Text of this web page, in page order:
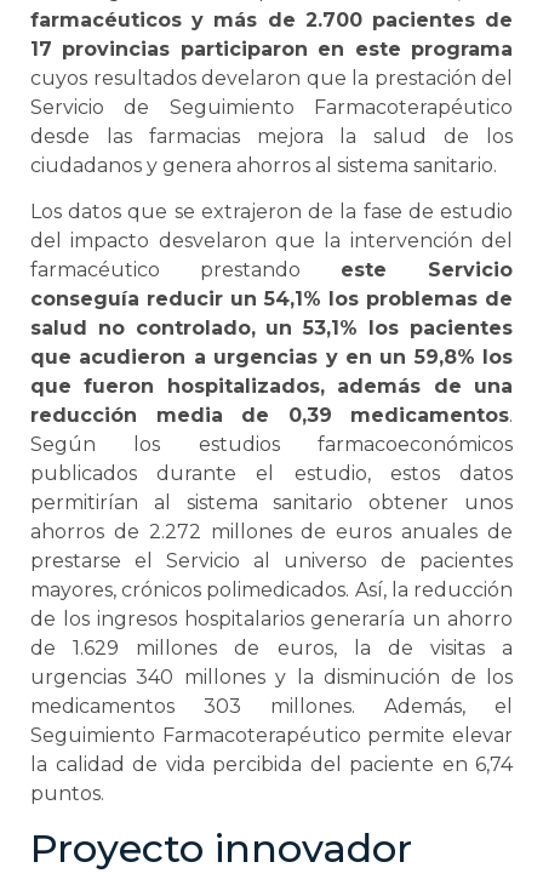
farmacéuticos y más de 2.700 pacientes de
17 provincias participaron en este programa
cuyos resultados develaron que la prestación del
Servicio de Seguimiento Farmacoterapéutico
desde las farmacias mejora la salud de los
ciudadanos y genera ahorros al sistema sanitario.
Los datos que se extrajeron de la fase de estudio
del impacto desvelaron que la intervención del
farmacéutico prestando este Servicio
conseguía reducir un 54,1% los problemas de
salud no controlado, un 53,1% los pacientes
que acudieron a urgencias y en un 59,8% los
que fueron hospitalizados, además de una
reducción media de 0,39 medicamentos.
Según los estudios farmacoeconómicos
publicados durante el estudio, estos datos
permitirían al sistema sanitario obtener unos
ahorros de 2.272 millones de euros anuales de
prestarse el Servicio al universo de pacientes
mayores, crónicos polimedicados. Así, la reducción
de los ingresos hospitalarios generaría un ahorro
de 1.629 millones de euros, la de visitas a
urgencias 340 millones y la disminución de los
medicamentos 303 millones. Además, el
Seguimiento Farmacoterapéutico permite elevar
la calidad de vida percibida del paciente en 6,74
puntos.
Proyecto innovador